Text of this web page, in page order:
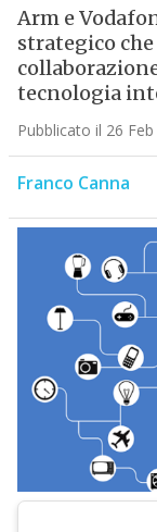
Arm e
strategico
tecnologia
Pubblicato il 26
Franco Canna